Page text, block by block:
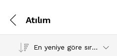
Atılım
En yeniye göre sırala